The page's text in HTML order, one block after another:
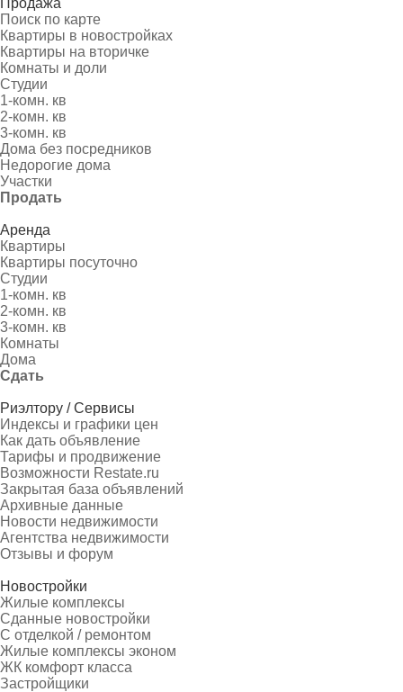
Продажа
Поиск по карте
Квартиры в новостройках
Квартиры на вторичке
Комнаты и доли
Студии
1-комн. кв
2-комн. кв
3-комн. кв
Дома без посредников
Недорогие дома
Участки
Продать
Аренда
Квартиры
Квартиры посуточно
Студии
1-комн. кв
2-комн. кв
3-комн. кв
Комнаты
Дома
Сдать
Риэлтору / Сервисы
Индексы и графики цен
Как дать объявление
Тарифы и продвижение
Возможности Restate.ru
Закрытая база объявлений
Архивные данные
Новости недвижимости
Агентства недвижимости
Отзывы и форум
Новостройки
Жилые комплексы
Сданные новостройки
С отделкой / ремонтом
Жилые комплексы эконом
ЖК комфорт класса
Застройщики